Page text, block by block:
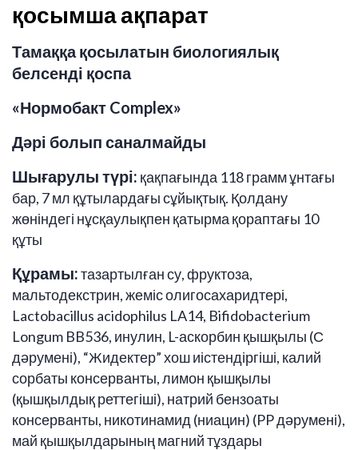
қосымша ақпарат
Тамаққа қосылатын биологиялық
белсенді қоспа
«Нормобакт Complex»
Дәрі болып саналмайды
Шығарулы түрі: қақпағында 118 грамм ұнтағы
бар, 7 мл құтылардағы сұйықтық. Қолдану
жөніндегі нұсқаулықпен қатырма қораптағы 10
құты
Құрамы:тазартылған су, фруктоза,
мальтодекстрин, жеміс олигосахаридтері,
Lactobacillus acidophilus LA14, Bifidobacterium
Longum BB536, инулин, L-аскорбин қышқылы (С
дәрумені), “Жидектер” хош иістендіргіші, калий
сорбаты консерванты, лимон қышқылы
(қышқылдық реттегіші), натрий бензоаты
консерванты, никотинамид (ниацин) (PP дәрумені),
май қышқылдарының магний тұздары